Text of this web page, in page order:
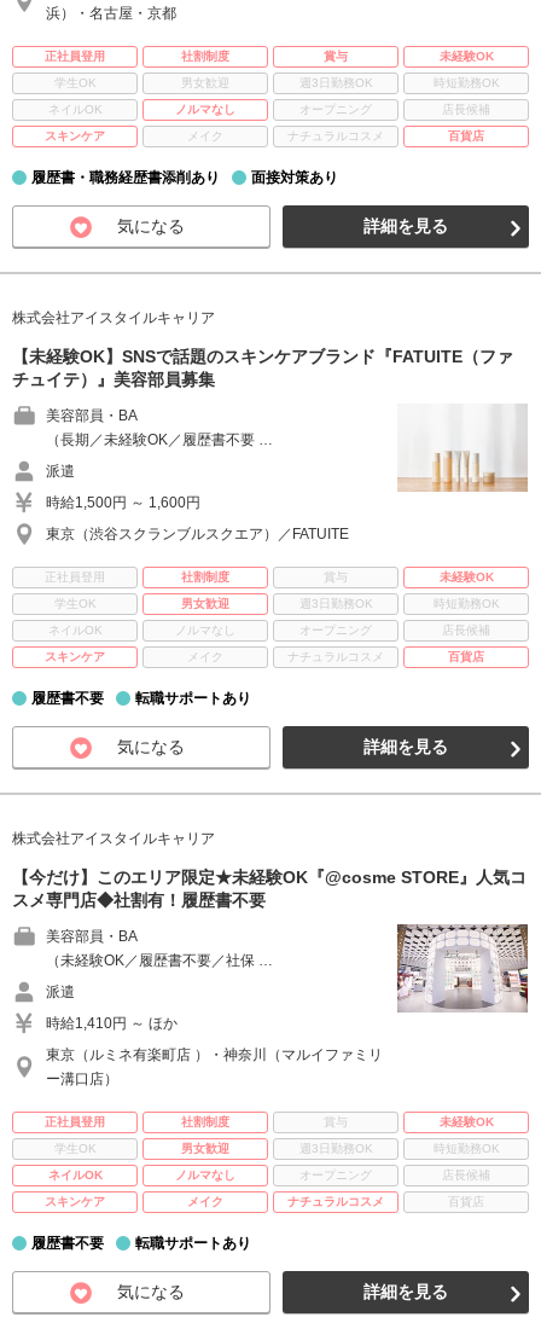
浜）・名古屋・京都
正社員登用 社割制度 賞与
未経験OK
学生OK
男女歓迎 週3日勤務OK
時短勤務OK
ネイルOK
ノルマなし オープニング
店長候補
スキンケア
メイク ナチュラルコスメ 百貨店
履歴書・職務経歴書添削あり 面接対策あり
気になる 詳細を見る
株式会社アイスタイルキャリア
【未経験OK】SNSで話題のスキンケアブランド『FATUITE（ファ
チュイテ）』美容部員募集
美容部員・BA
（長期／未経験OK／履歴書不要 …
派遣
時給1,500円 ～ 1,600円
東京（渋谷スクランブルスクエア）／FATUITE
正社員登用 社割制度 賞与
未経験OK
学生OK
男女歓迎 週3日勤務OK
時短勤務OK
ネイルOK
ノルマなし オープニング
店長候補
スキンケア
メイク ナチュラルコスメ 百貨店
履歴書不要 転職サポートあり
気になる 詳細を見る
株式会社アイスタイルキャリア
【今だけ】このエリア限定★未経験OK『@cosme STORE』人気コ
スメ専門店◆社割有！履歴書不要
美容部員・BA
（未経験OK／履歴書不要／社保 …
派遣
時給1,410円 ～ ほか
東京（ルミネ有楽町店 ）・神奈川（マルイファミリ
ー溝口店）
正社員登用 社割制度 賞与
未経験OK
学生OK
男女歓迎 週3日勤務OK
時短勤務OK
ネイルOK
ノルマなし オープニング
店長候補
スキンケア
メイク ナチュラルコスメ 百貨店
履歴書不要 転職サポートあり
気になる 詳細を見る